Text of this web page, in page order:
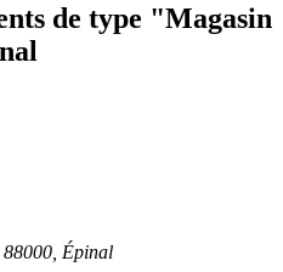
de type "Magasin
88000 Épinal